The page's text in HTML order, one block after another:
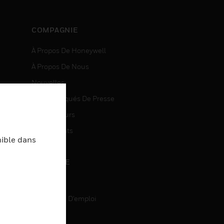
COMPAGNIE
À Propos De Honeywell
À Propos De Nous
Nouvelles
Communiqués De Presse
Investisseurs
Événements
CARRIÈRE
Recherche D'emploi
dans